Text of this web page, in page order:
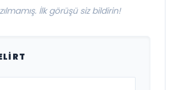
İlk görüşü siz bildirin!